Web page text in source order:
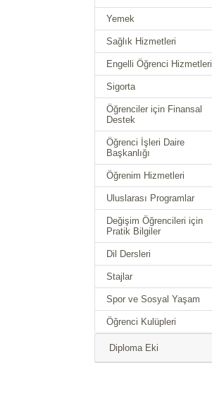
Yemek
Sağlık Hizmetleri
Engelli Öğrenci Hizmetleri
Sigorta
Öğrenciler için Finansal
Destek
Öğrenci İşleri Daire
Başkanlığı
Öğrenim Hizmetleri
Uluslarası Programlar
Değişim Öğrencileri için
Pratik Bilgiler
Dil Dersleri
Stajlar
Spor ve Sosyal Yaşam
Öğrenci Kulüpleri
Diploma Eki